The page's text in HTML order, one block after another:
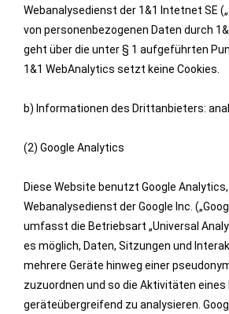
Webanalysedienst der 1&1 Intetnet SE
von personenbezogenen Daten durch
geht über die unter § 1 aufgeführten
1&1 WebAnalytics setzt keine Cookies.
b) Informationen des Drittanbieters:
(2) Google Analytics
Diese Website benutzt Google
Webanalysedienst der Google Inc.
umfasst die Betriebsart „Universal
es möglich, Daten, Sitzungen und
mehrere Geräte hinweg einer
zuzuordnen und so die Aktivitäten eines
geräteübergreifend zu analysieren.